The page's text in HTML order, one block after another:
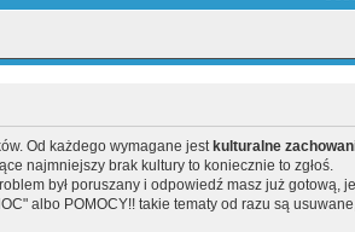
Od każdego wymagane jest kulturalne
najmniejszy brak kultury to koniecznie to zgłoś.
był poruszany i odpowiedź masz już
albo POMOCY!! takie tematy od razu są